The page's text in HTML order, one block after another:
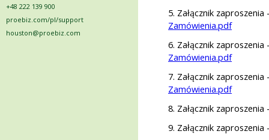
+48 222 139 900
proebiz.com/pl/support
houston@proebiz.com
5. Załącznik
Zamówienia.pdf
6. Załącznik
Zamówienia.pdf
7. Załącznik
Zamówienia.pdf
8. Załącznik
9. Załącznik